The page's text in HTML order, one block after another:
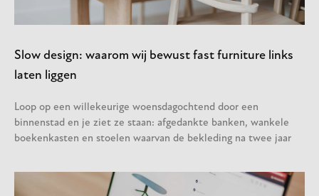
Slow design: waarom wij bewust fast furniture links
laten liggen
Loop op een willekeurige woensdagochtend door een
binnenstad en je ziet ze staan: afgedankte banken, wankele
boekenkasten en stoelen waarvan de bekleding na twee jaar